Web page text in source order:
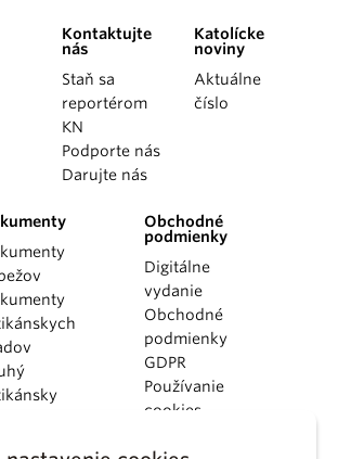
Kontaktujte
nás
Staň sa
reportérom
KN
Podporte nás
Darujte nás
Katolícke
noviny
Aktuálne
číslo
Obchodné
podmienky
Digitálne
vydanie
Obchodné
podmienky
GDPR
Používanie
cookies